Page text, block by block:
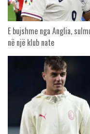
E bujshme nga Anglia,
në një klub nate